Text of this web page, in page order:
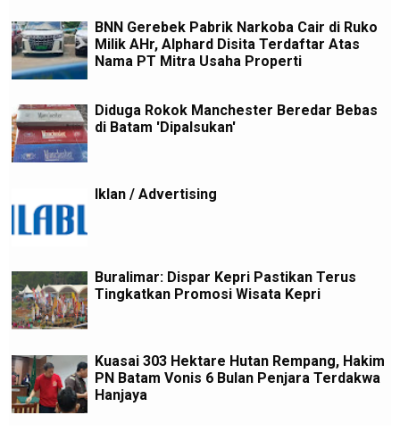
BNN Gerebek Pabrik Narkoba Cair di Ruko
Milik AHr, Alphard Disita Terdaftar Atas
Nama PT Mitra Usaha Properti
Diduga Rokok Manchester Beredar Bebas
di Batam 'Dipalsukan'
Iklan / Advertising
Buralimar: Dispar Kepri Pastikan Terus
Tingkatkan Promosi Wisata Kepri
Kuasai 303 Hektare Hutan Rempang, Hakim
PN Batam Vonis 6 Bulan Penjara Terdakwa
Hanjaya